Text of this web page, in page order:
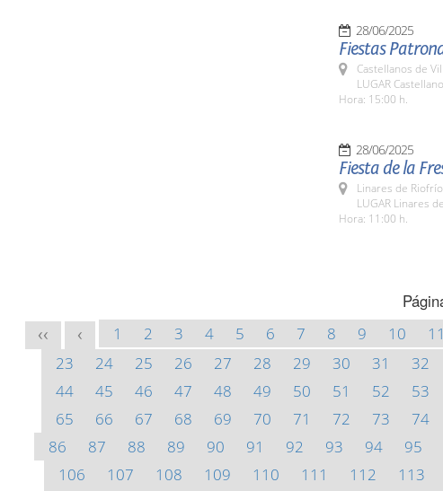
28/06/2025
Fiestas
Castellanos de
LUGAR
Hora: 15:00 h.
28/06/2025
Fiesta de la
Linares de
LUGAR Linares
Hora: 11:00 h.
<< < 1 2 3 4 5 6 7 8 9 10 11
23
24 25 26 27 28 29 30 31 32
44
45 46 47 48 49 50 51 52 53
65
66 67 68 69 70 71 72 73 74
86
87 88 89 90 91 92 93 94 95
106
107 108 109 110 111 112 113